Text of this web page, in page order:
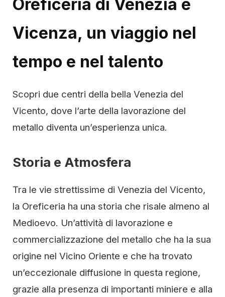
Oreficeria di Venezia e
Vicenza, un viaggio nel
tempo e nel talento
Scopri due centri della bella Venezia del
Vicento, dove l’arte della lavorazione del
metallo diventa un’esperienza unica.
Storia e Atmosfera
Tra le vie strettissime di Venezia del Vicento,
la Oreficeria ha una storia che risale almeno al
Medioevo. Un’attività di lavorazione e
commercializzazione del metallo che ha la sua
origine nel Vicino Oriente e che ha trovato
un’eccezionale diffusione in questa regione,
grazie alla presenza di importanti miniere e alla